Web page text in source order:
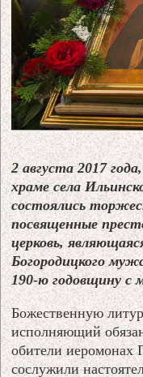
2 августа 2017
храме села
состоялись
посвященные
церковь,
Богородицкого
190-ю годовщину с
Божественную
исполняющий
обители
сослужили